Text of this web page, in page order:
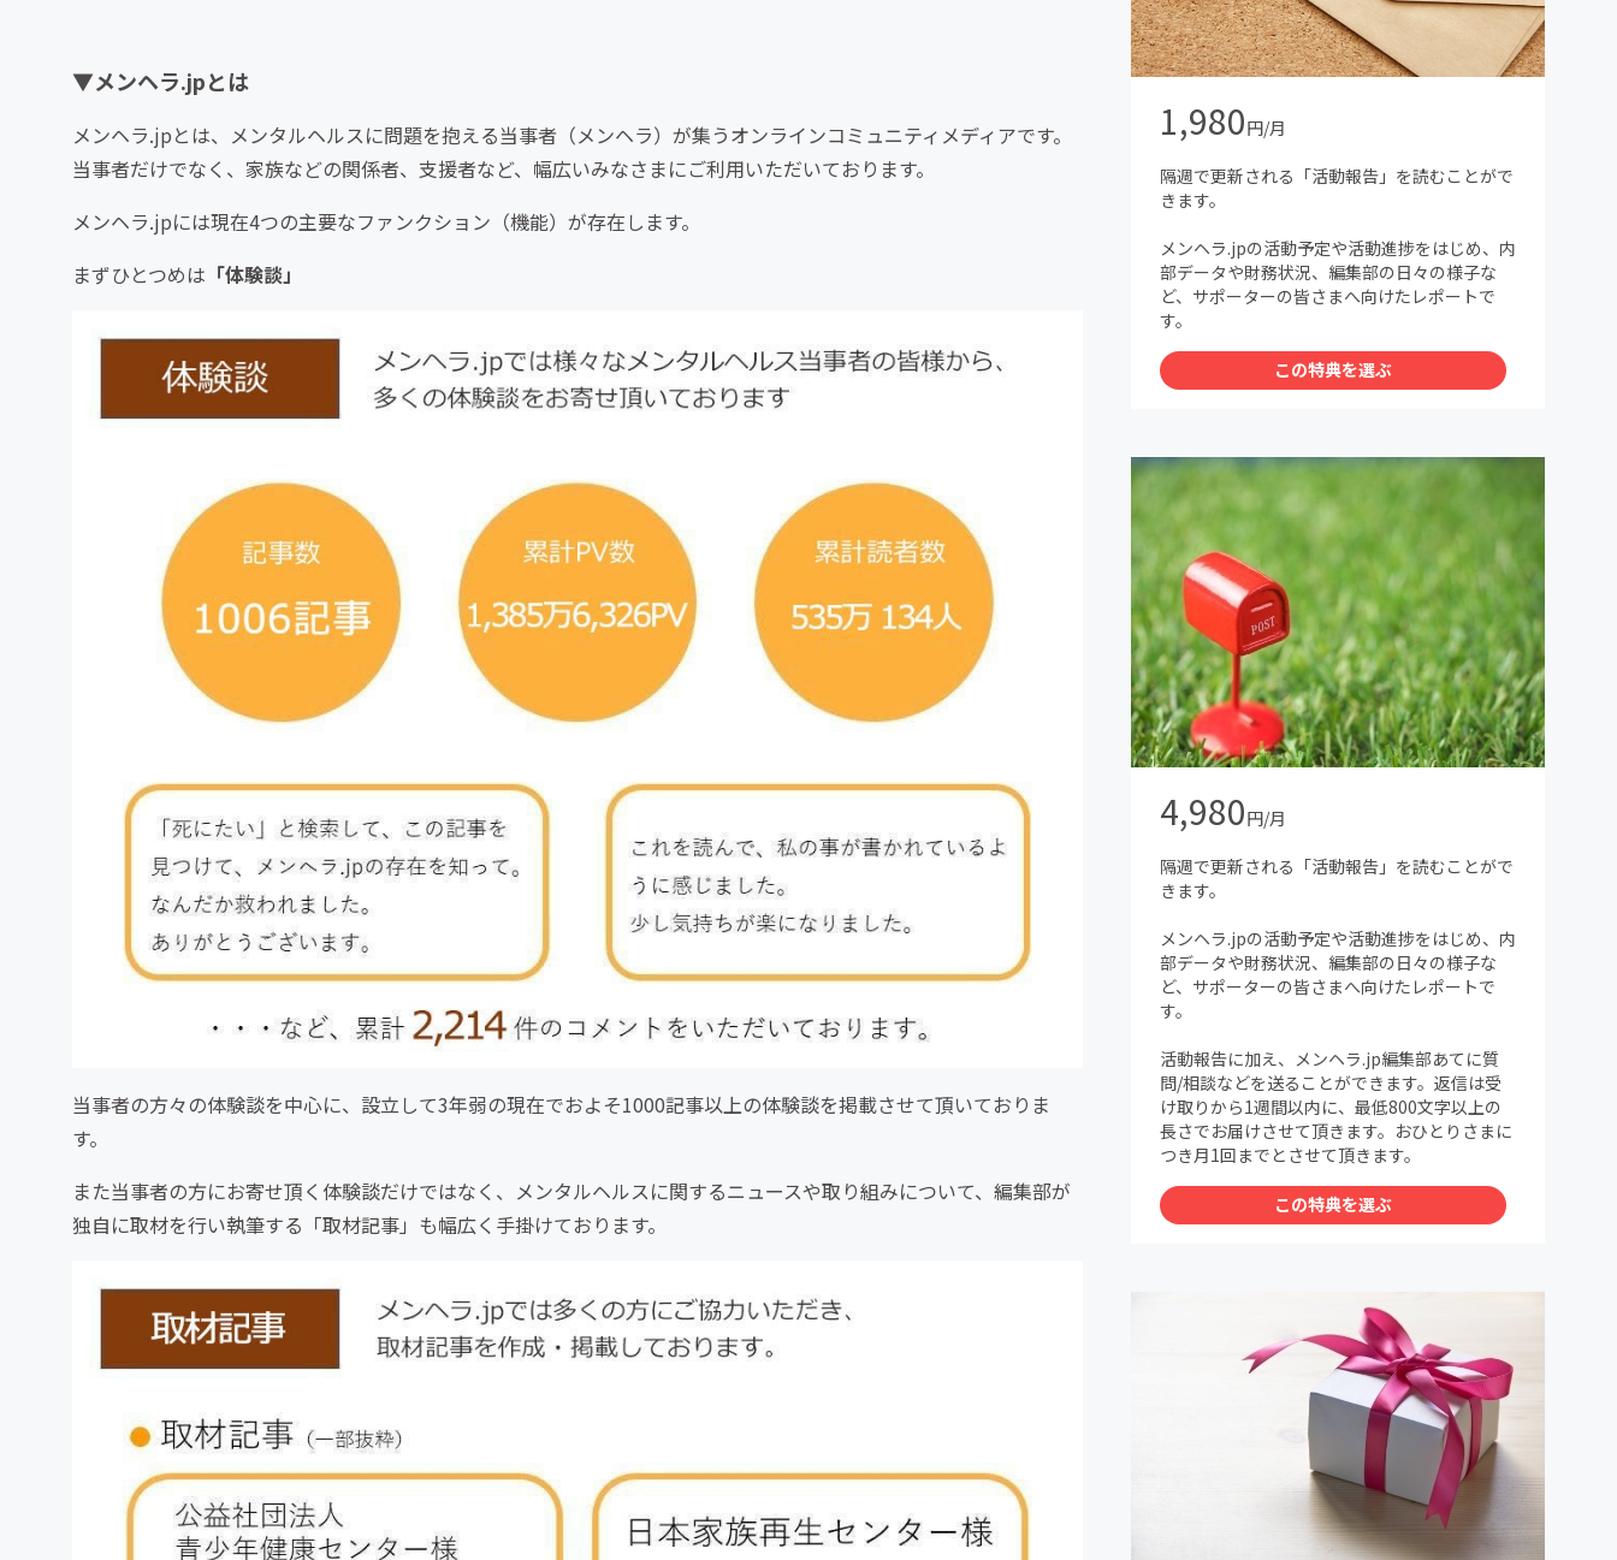
▼メンヘラ.jpとは
メンヘラ.jpとは、メンタルヘルスに問題を抱える当事者（メンヘラ）が集うオンラインコミュニティメディアです。
当事者だけでなく、家族などの関係者、支援者など、幅広いみなさまにご利用いただいております。
メンヘラ.jpには現在4つの主要なファンクション（機能）が存在します。
まずひとつめは 「体験談」
当事者の方々の体験談を中心に、設立して3年弱の現在でおよそ1000記事以上の体験談を掲載させて頂いておりま
す。
また当事者の方にお寄せ頂く体験談だけではなく、メンタルヘルスに関するニュースや取り組みについて、編集部が
独自に取材を行い執筆する「取材記事」も幅広く手掛けております。
1,980円/月
隔週で更新される「活動報告」を読むことがで
きます。
メンヘラ.jpの活動予定や活動進捗をはじめ、内
部データや財務状況、編集部の日々の様子な
ど、サポーターの皆さまへ向けたレポートで
す。
この特典を選ぶ
4,980円/月
隔週で更新される「活動報告」を読むことがで
きます。
メンヘラ.jpの活動予定や活動進捗をはじめ、内
部データや財務状況、編集部の日々の様子な
ど、サポーターの皆さまへ向けたレポートで
す。
活動報告に加え、メンヘラ.jp編集部あてに質
問/相談などを送ることができます。返信は受
け取りから1週間以内に、最低800文字以上の
長さでお届けさせて頂きます。おひとりさまに
つき月1回までとさせて頂きます。
この特典を選ぶ